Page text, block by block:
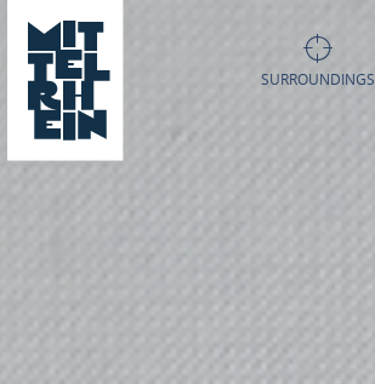
SURROUNDINGS